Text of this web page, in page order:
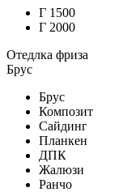
Г 1500
Г 2000
Отедлка фриза
Брус
Брус
Композит
Сайдинг
Планкен
ДПК
Жалюзи
Ранчо